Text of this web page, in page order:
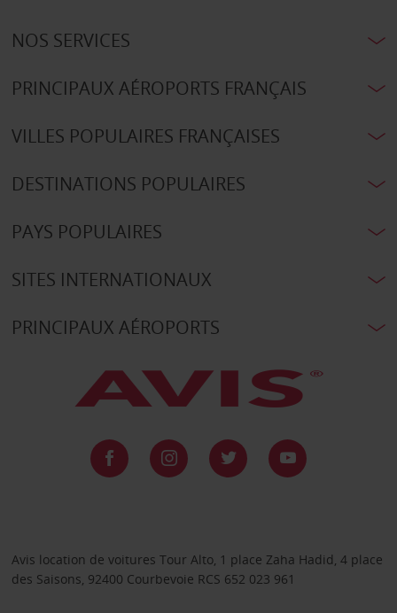
NOS SERVICES
PRINCIPAUX AÉROPORTS FRANÇAIS
VILLES POPULAIRES FRANÇAISES
DESTINATIONS POPULAIRES
PAYS POPULAIRES
SITES INTERNATIONAUX
PRINCIPAUX AÉROPORTS
Avis location de voitures Tour Alto, 1 place Zaha Hadid, 4 place
des Saisons, 92400 Courbevoie RCS 652 023 961